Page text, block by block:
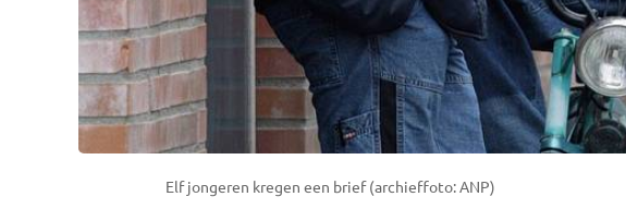
Elf jongeren kregen een brief (archieffoto: ANP)